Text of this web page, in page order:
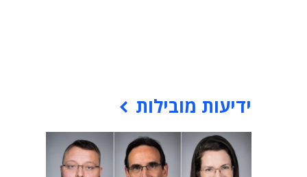
ידיעות מובילות